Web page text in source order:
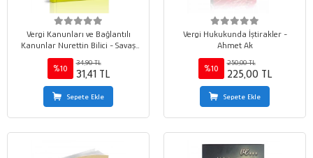
Vergi Kanunları ve Bağlantılı
Kanunlar Nurettin Bilici - Savaş
Yayınları 2020
%10
34,90 TL
31,41 TL
Sepete Ekle
Vergi Hukukunda İştirakler -
Ahmet Ak
%10
250,00 TL
225,00 TL
Sepete Ekle